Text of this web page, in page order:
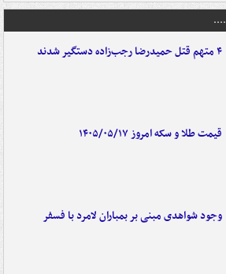
۴ متهم قتل حمیدرضا رجب‌زاده دستگیر شدند
قیمت طلا و سکه امروز ۱۴۰۵/۰۵/۱۷
وجود شواهدی مبنی بر بمباران لامرد با فسفر